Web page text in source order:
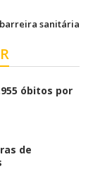
barreira sanitária
óbitos por
de